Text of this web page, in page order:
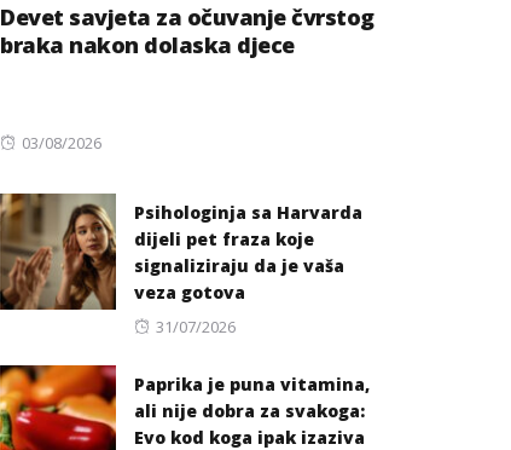
Devet savjeta za očuvanje čvrstog
braka nakon dolaska djece
Posted
03/08/2026
Psihologinja sa Harvarda
dijeli pet fraza koje
signaliziraju da je vaša
veza gotova
Posted
31/07/2026
Paprika je puna vitamina,
ali nije dobra za svakoga:
Evo kod koga ipak izaziva